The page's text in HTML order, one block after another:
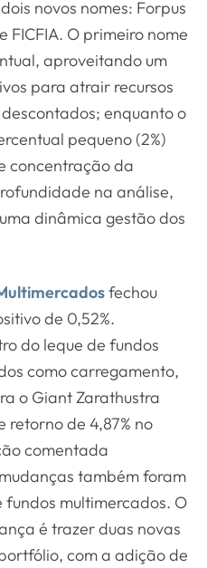
novos nomes: Forpus
FICFIA. O primeiro nome
aproveitando um
para atrair recursos
enquanto o
pequeno (2%)
concentração da
na análise,
dinâmica gestão dos
fechou
de 0,52%.
do leque de fundos
como carregamento,
o Giant Zarathustra
retorno de 4,87% no
comentada
também foram
multimercados. O
é trazer duas novas
com a adição de